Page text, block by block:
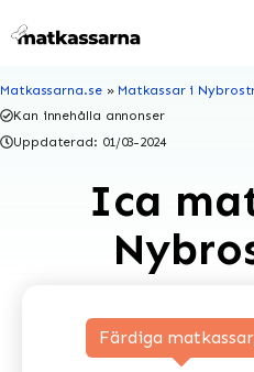
till
Matkassarna.se» Matkassar i
Kan innehålla annonser
Uppdaterad: 01/03-2024
Ica
Färdiga